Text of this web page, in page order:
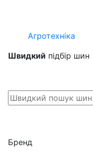
Агротехніка
Швидкий підбір шин
Бренд